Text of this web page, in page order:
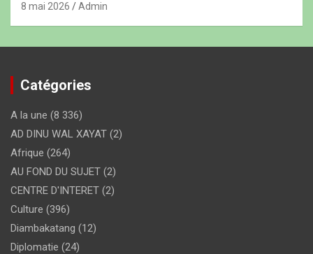
8 mai 2026 Admin
Catégories
A la une (8 336)
AD DINU WAL XAYAT (2)
Afrique (264)
AU FOND DU SUJET (2)
CENTRE D'INTERET (2)
Culture (396)
Diambakatang (12)
Diplomatie (24)